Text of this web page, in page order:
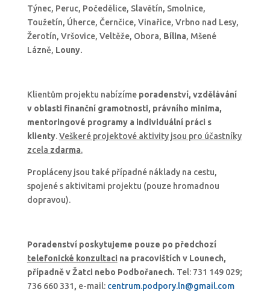
Týnec, Peruc, Počedělice, Slavětín, Smolnice,
Toužetín, Úherce, Černčice, Vinařice, Vrbno nad Lesy,
Žerotín, Vršovice, Veltěže, Obora, Bílina, Mšené
Lázně, Louny.
Klientům projektu nabízíme poradenství, vzdělávání
v oblasti finanční gramotnosti, právního minima,
mentoringové programy a individuální práci s
klienty.Veškeré projektové aktivity jsou pro účastníky
zcela zdarma.
Propláceny jsou také případné náklady na cestu,
spojené s aktivitami projektu (pouze hromadnou
dopravou).
Poradenství poskytujeme pouze po předchozí
telefonické konzultaci na pracovištích v Lounech,
případně v Žatci nebo Podbořanech. Tel: 731 149 029;
736 660 331, e-mail: centrum.podpory.ln@gmail.com